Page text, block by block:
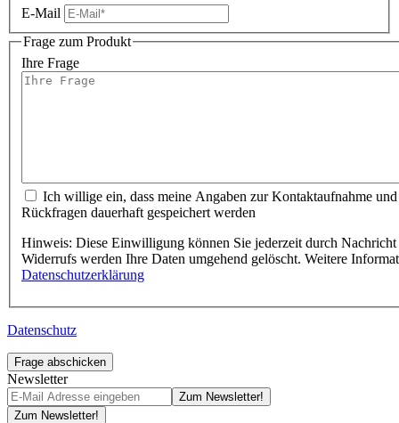
E-Mail
Frage zum Produkt
Ihre Frage
Ich willige ein, dass meine Angaben zur Kontaktaufnahme
Rückfragen dauerhaft gespeichert werden
Hinweis: Diese Einwilligung können Sie jederzeit durch
Widerrufs werden Ihre Daten umgehend gelöscht. Weitere
Datenschutzerklärung
Datenschutz
Frage abschicken
Newsletter
Zum Newsletter!
Zum Newsletter!